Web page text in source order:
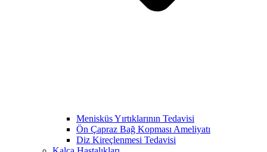
Menisküs Yırtıklarının Tedavisi
Ön Çapraz Bağ Kopması Ameliyatı
Diz Kireçlenmesi Tedavisi